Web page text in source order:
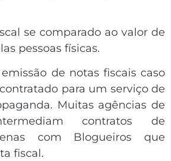
se comparado ao valor de
pessoas físicas.
de notas fiscais caso
para um serviço de
Muitas agências de
contratos de
com Blogueiros que
fiscal.